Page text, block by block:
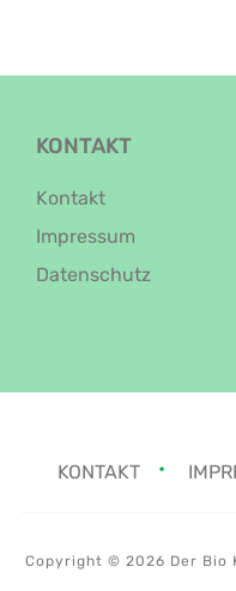
KONTAKT
Kontakt
Impressum
Datenschutz
KONTAKT
Copyright © 2026 Der Bio